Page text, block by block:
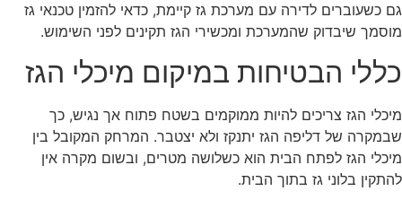
גם כשעוברים לדירה עם מערכת גז קיימת, כדאי להזמין טכנאי גז
מוסמך שיבדוק שהמערכת ומכשירי הגז תקינים לפני השימוש.
כללי הבטיחות במיקום מיכלי הגז
מיכלי הגז צריכים להיות ממוקמים בשטח פתוח אך נגיש, כך
שבמקרה של דליפה הגז יתנקז ולא יצטבר. המרחק המקובל בין
מיכלי הגז לפתח הבית הוא כשלושה מטרים, ובשום מקרה אין
להתקין בלוני גז בתוך הבית.